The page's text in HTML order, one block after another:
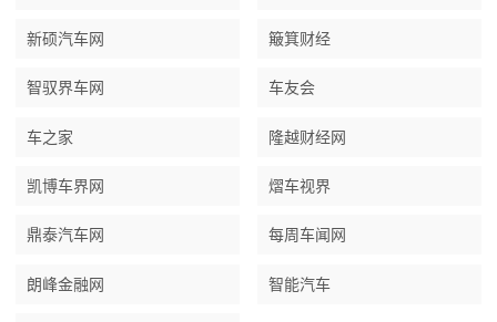
新硕汽车网 簸箕财经
智驭界车网 车友会
车之家 隆越财经网
凯博车界网 熠车视界
鼎泰汽车网 每周车闻网
朗峰金融网 智能汽车